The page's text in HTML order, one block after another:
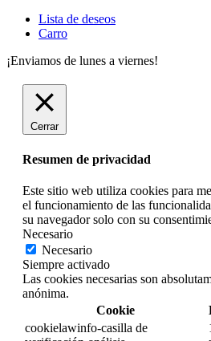
Lista de deseos
Carro
¡Enviamos de lunes a viernes!
Cerrar
Resumen de privacidad
Este sitio web utiliza cookies para
el funcionamiento de las
su navegador solo con su
Necesario
Necesario
Siempre activado
Las cookies necesarias son
anónima.
Cookie
cookielawinfo-casilla de